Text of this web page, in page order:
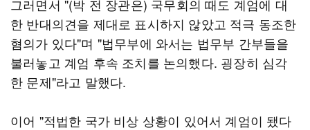
그러면서 "(박 전 장관은) 국무회의 때도 계엄에 대
한 반대의견을 제대로 표시하지 않았고 적극 동조한
혐의가 있다"며 "법무부에 와서는 법무부 간부들을
불러놓고 계엄 후속 조치를 논의했다. 굉장히 심각
한 문제"라고 말했다.
이어 "적법한 국가 비상 상황이 있어서 계엄이 됐다